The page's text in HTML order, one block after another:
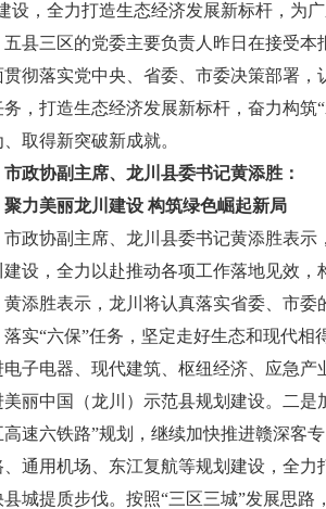
设，全力打造生态经济发展新标杆，为
三区的党委主要负责人昨日在接受本
贯彻落实党中央、省委、市委决策部署
务，打造生态经济发展新标杆，奋力构筑
取得新突破新成就。
协副主席、龙川县委书记黄添胜：
美丽龙川建设 构筑绿色崛起新局
协副主席、龙川县委书记黄添胜表示
建设，全力以赴推动各项工作落地见效，
胜表示，龙川将认真落实省委、市委的
落实“六保”任务，坚定走好生态和现代
电子电器、现代建筑、枢纽经济、应急
美丽中国（龙川）示范县规划建设。二
高速六铁路”规划，继续加快推进赣深客
、通用机场、东江复航等规划建设，全
县城提质步伐。按照“三区三城”发展思